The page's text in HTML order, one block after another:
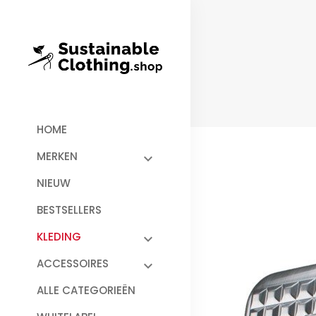
HOME
MERKEN
NIEUW
BESTSELLERS
KLEDING
ACCESSOIRES
ALLE CATEGORIEËN